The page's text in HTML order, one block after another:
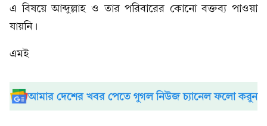
এ বিষয়ে আব্দুল্লাহ ও তার পরিবারের কোনো বক্তব্য পাওয়া
যায়নি।
এমই
আমার দেশের খবর পেতে গুগল নিউজ চ্যানেল ফলো করুন